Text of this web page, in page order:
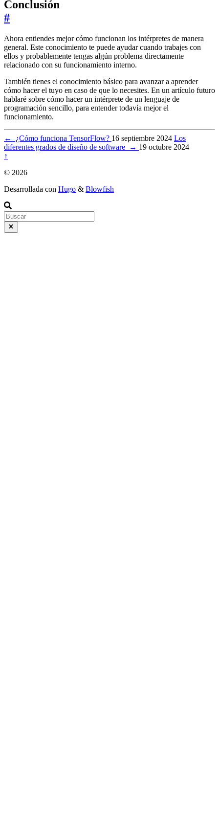
Conclusión
#
Ahora entiendes mejor cómo funcionan los intérpretes de manera
general. Este conocimiento te puede ayudar cuando trabajes con
ellos y probablemente tengas algún problema directamente
relacionado con su funcionamiento interno.
También tienes el conocimiento básico para avanzar a aprender
cómo hacer el tuyo en caso de que lo necesites. En un artículo futuro
hablaré sobre cómo hacer un intérprete de un lenguaje de
programación sencillo, para entender todavía mejor el
funcionamiento.
← ¿Cómo funciona TensorFlow? 16 septiembre 2024 Los
diferentes grados de diseño de software
→ 19 octubre 2024
↑
© 2026
Desarrollada con Hugo & Blowfish